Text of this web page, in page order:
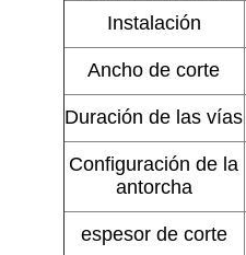
Instalación
Ancho de corte
Duración de las vías
Configuración de la
antorcha
espesor de corte